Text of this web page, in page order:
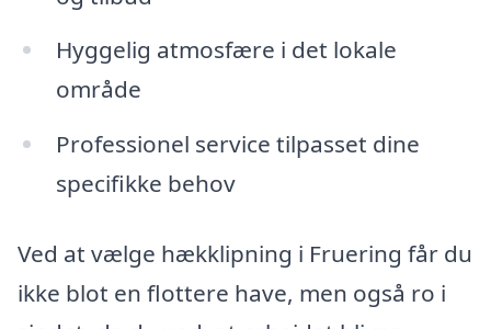
Hyggelig atmosfære i det lokale
område
Professionel service tilpasset dine
specifikke behov
Ved at vælge hækklipning i Fruering får du
ikke blot en flottere have, men også ro i